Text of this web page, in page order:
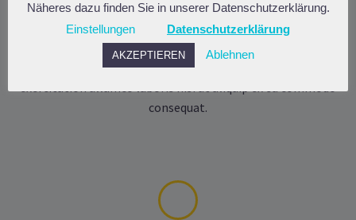
Lorem ipsum dolor sit amet, consectetur adipisicing elit,
sed do eiusmod tempor incididunt ut labore et dolore
magna aliqua. Ut enim ad minim veniam, quis nostrud
consequat.
Näheres dazu finden Sie in unserer Datenschutzerklärung.
Einstellungen
Datenschutzerklärung
AKZEPTIEREN Ablehnen